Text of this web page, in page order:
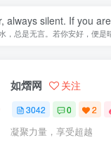
always silent. If you
，总是无言。若你安好，便是
如熠网 关注
3042 0 2
凝聚力量，享受超越